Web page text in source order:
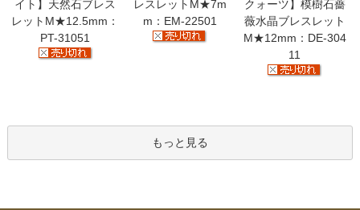
イト】天然石ブレス
レットM★12.5mm：
PT-31051
レスレットM★7m
m：EM-22501
クォーツ】模樹石薔
薇水晶ブレスレット
M★12mm：DE-304
11
もっと見る